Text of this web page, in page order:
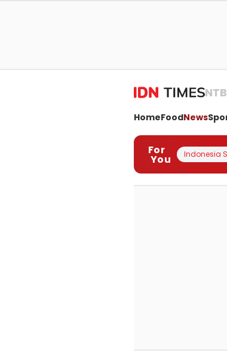
NTB
HomeFoodNews
For
You Indonesia